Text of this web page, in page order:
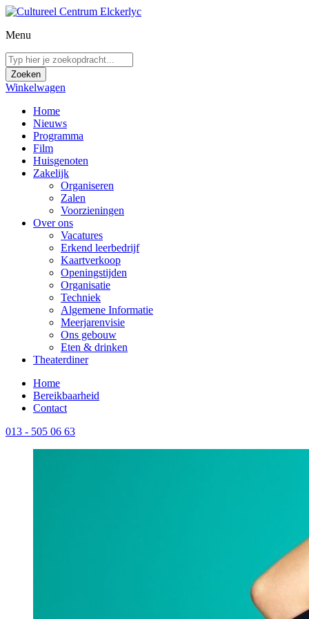
Menu
Winkelwagen
Home
Nieuws
Programma
Film
Huisgenoten
Zakelijk
Organiseren
Zalen
Voorzieningen
Over ons
Vacatures
Erkend leerbedrijf
Kaartverkoop
Openingstijden
Organisatie
Techniek
Algemene Informatie
Meerjarenvisie
Ons gebouw
Eten & drinken
Theaterdiner
Home
Bereikbaarheid
Contact
013 - 505 06 63